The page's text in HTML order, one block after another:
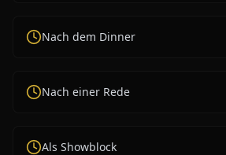
Nach dem Dinner
Nach einer Rede
Als Showblock